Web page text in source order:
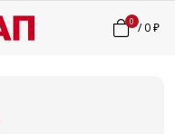
0 /0 ₽